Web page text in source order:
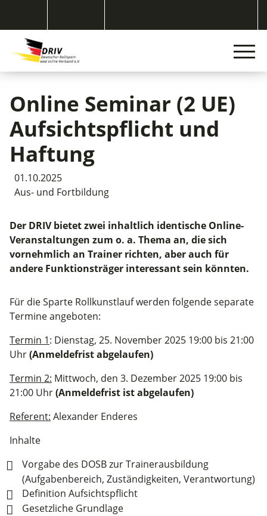
Online Seminar (2 UE)
Aufsichtspflicht und
Haftung
01.10.2025
Aus- und Fortbildung
Der DRIV bietet zwei inhaltlich identische Online-
Veranstaltungen zum o. a. Thema an, die sich
vornehmlich an Trainer richten, aber auch für
andere Funktionsträger interessant sein könnten.
Für die Sparte Rollkunstlauf werden folgende separate
Termine angeboten:
Termin 1: Dienstag, 25. November 2025 19:00 bis 21:00
Uhr(Anmeldefrist abgelaufen)
Termin 2: Mittwoch, den 3. Dezember 2025 19:00 bis
21:00 Uhr(Anmeldefrist ist abgelaufen)
Referent: Alexander Enderes
Inhalte
Vorgabe des DOSB zur Trainerausbildung
(Aufgabenbereich, Zuständigkeiten, Verantwortung)
Definition Aufsichtspflicht
Gesetzliche Grundlage